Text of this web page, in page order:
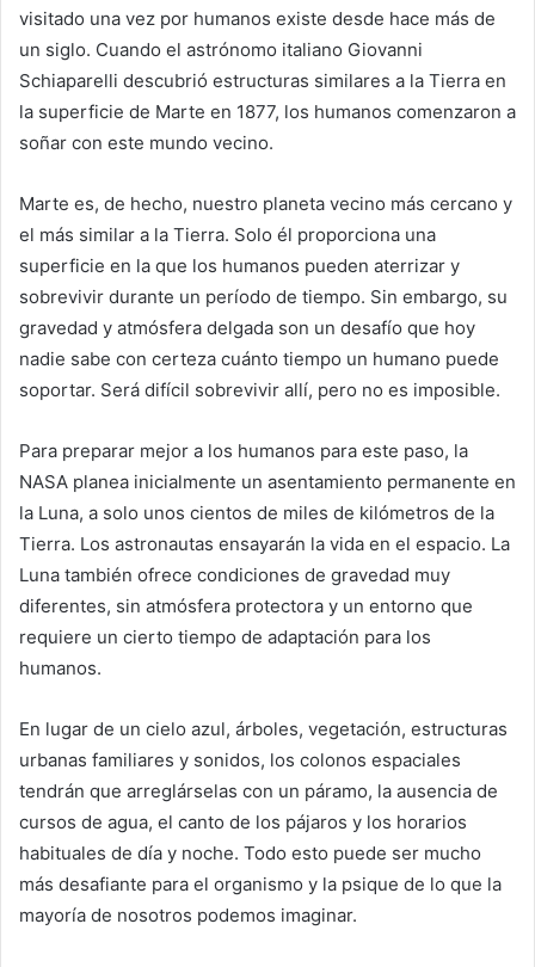
visitado una vez por humanos existe desde hace más de
un siglo. Cuando el astrónomo italiano Giovanni
Schiaparelli descubrió estructuras similares a la Tierra en
la superficie de Marte en 1877, los humanos comenzaron a
soñar con este mundo vecino.
Marte es, de hecho, nuestro planeta vecino más cercano y
el más similar a la Tierra. Solo él proporciona una
superficie en la que los humanos pueden aterrizar y
sobrevivir durante un período de tiempo. Sin embargo, su
gravedad y atmósfera delgada son un desafío que hoy
nadie sabe con certeza cuánto tiempo un humano puede
soportar. Será difícil sobrevivir allí, pero no es imposible.
Para preparar mejor a los humanos para este paso, la
NASA planea inicialmente un asentamiento permanente en
la Luna, a solo unos cientos de miles de kilómetros de la
Tierra. Los astronautas ensayarán la vida en el espacio. La
Luna también ofrece condiciones de gravedad muy
diferentes, sin atmósfera protectora y un entorno que
requiere un cierto tiempo de adaptación para los
humanos.
En lugar de un cielo azul, árboles, vegetación, estructuras
urbanas familiares y sonidos, los colonos espaciales
tendrán que arreglárselas con un páramo, la ausencia de
cursos de agua, el canto de los pájaros y los horarios
habituales de día y noche. Todo esto puede ser mucho
más desafiante para el organismo y la psique de lo que la
mayoría de nosotros podemos imaginar.